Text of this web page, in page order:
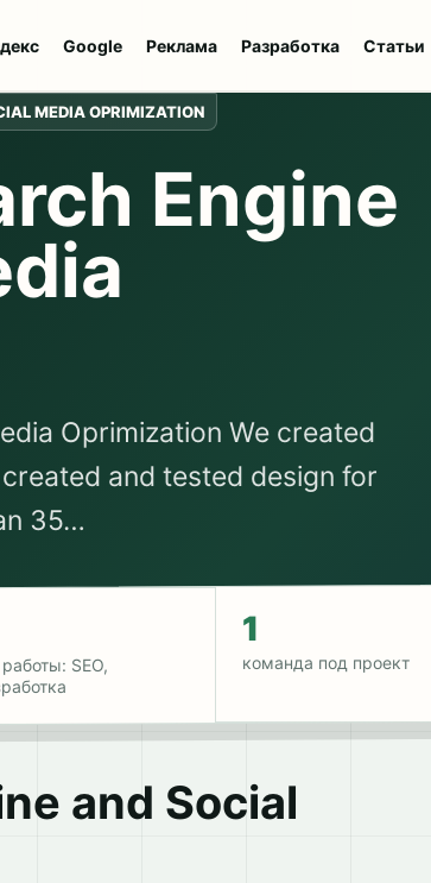
Google Реклама Разработка Статьи
MEDIA OPRIMIZATION
Engine
Oprimization We created
and tested design for
35…
SEO,
1
команда под проект
and Social